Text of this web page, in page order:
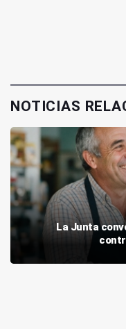
NOTICIAS
La Junta